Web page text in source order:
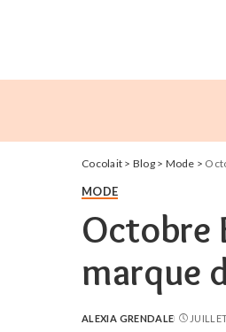
Cocolait > Blog> Mode >
MODE
Octobre
marque
POSTED
ALEXIA GRENDALE